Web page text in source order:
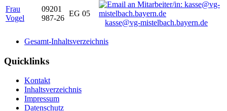
Frau
Vogel
09201
987-26
EG 05
kasse@vg-mistelbach.bayern.de
Gesamt-Inhaltsverzeichnis
Quicklinks
Kontakt
Inhaltsverzeichnis
Impressum
Datenschutz